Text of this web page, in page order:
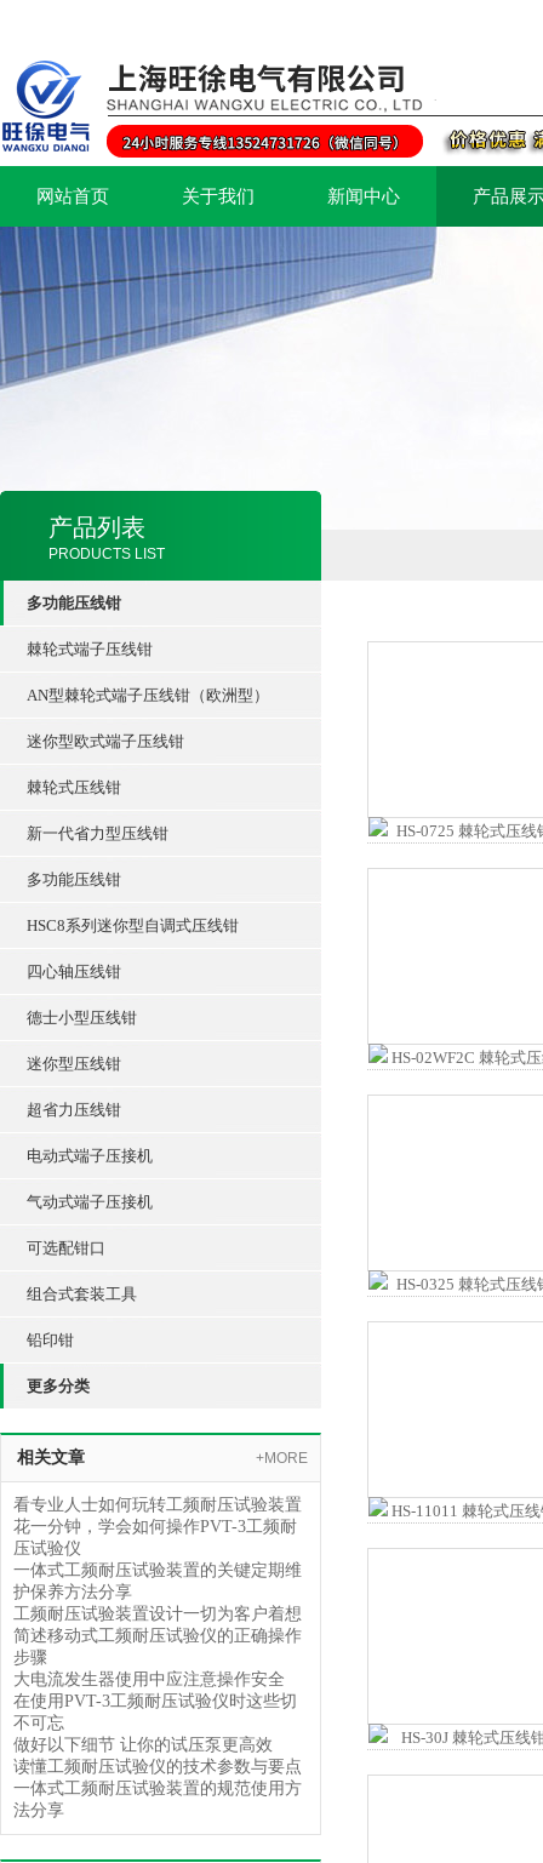
网站首页 关于我们 新闻中心 产品展
产品列表
PRODUCTS LIST
多功能压线钳
棘轮式端子压线钳
AN型棘轮式端子压线钳（欧洲型）
迷你型欧式端子压线钳
棘轮式压线钳
新一代省力型压线钳
多功能压线钳
HSC8系列迷你型自调式压线钳
四心轴压线钳
德士小型压线钳
迷你型压线钳
超省力压线钳
电动式端子压接机
气动式端子压接机
可选配钳口
组合式套装工具
铅印钳
更多分类
相关文章 +MORE
看专业人士如何玩转工频耐压试验装置
花一分钟，学会如何操作PVT-3工频耐
压试验仪
一体式工频耐压试验装置的关键定期维
护保养方法分享
工频耐压试验装置设计一切为客户着想
简述移动式工频耐压试验仪的正确操作
步骤
大电流发生器使用中应注意操作安全
在使用PVT-3工频耐压试验仪时这些切
不可忘
做好以下细节 让你的试压泵更高效
读懂工频耐压试验仪的技术参数与要点
一体式工频耐压试验装置的规范使用方
法分享